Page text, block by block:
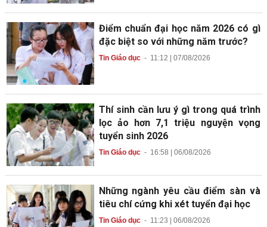
Điểm chuẩn đại học năm 2026 có gì
đặc biệt so với những năm trước?
Tin Giáo dục- 11:12 | 07/08/2026
Thí sinh cần lưu ý gì trong quá trình
lọc ảo hơn 7,1 triệu nguyện vọng
tuyển sinh 2026
Tin Giáo dục- 16:58 | 06/08/2026
Những ngành yêu cầu điểm sàn và
tiêu chí cứng khi xét tuyển đại học
Tin Giáo dục- 11:23 | 06/08/2026